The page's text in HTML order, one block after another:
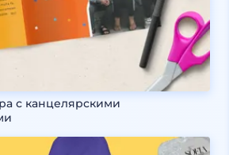
с канцелярскими